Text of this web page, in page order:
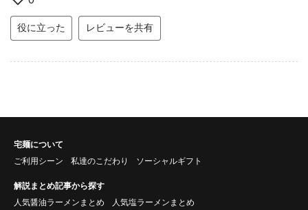
役に立った レビューを共有
宅麺について
ご利用シーン
私達のこだわり ソーシャルギフト
解説まとめ記事から探す
人気醤油ラーメンまとめ
人気塩ラーメンまとめ